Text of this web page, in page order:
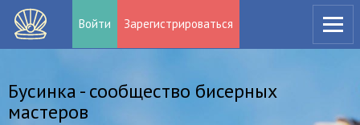
Войти Зарегистрироваться
Бусинка - сообщество бисерных
мастеров